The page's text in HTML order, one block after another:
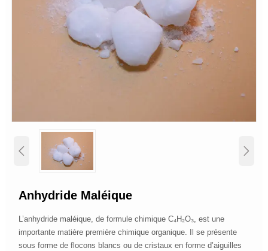
 
Anhydride Maléique
L’anhydride maléique, de formule chimique C₄H₂O₃, est une
importante matière première chimique organique. Il se présente
sous forme de flocons blancs ou de cristaux en forme d’aiguilles